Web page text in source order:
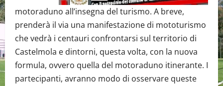
motoraduno all’insegna del turismo. A breve,
prenderà il via una manifestazione di mototurismo
che vedrà i centauri confrontarsi sul territorio di
Castelmola e dintorni, questa volta, con la nuova
formula, ovvero quella del motoraduno itinerante. I
partecipanti, avranno modo di osservare queste